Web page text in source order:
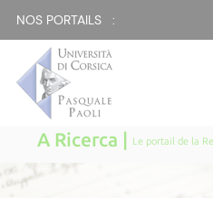
NOS PORTAILS :
A Ricerca | Le portail de la